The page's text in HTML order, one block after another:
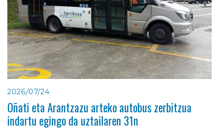
2026/07/24
Oñati eta Arantzazu arteko autobus zerbitzua
indartu egingo da uztailaren 31n